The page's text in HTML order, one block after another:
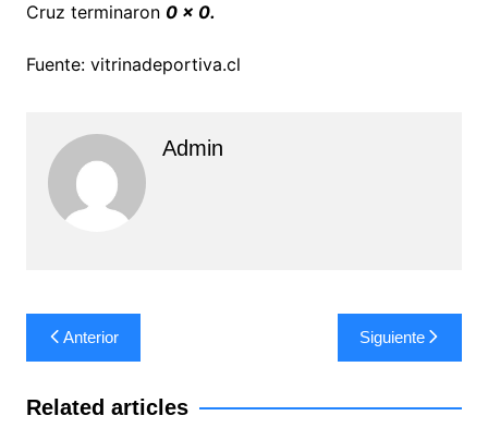
Cruz terminaron 0 x 0.
Fuente: vitrinadeportiva.cl
Admin
Navegación
de
entradas
Anterior Siguiente
Related articles